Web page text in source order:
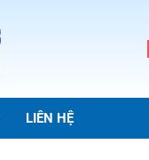
LIÊN HỆ